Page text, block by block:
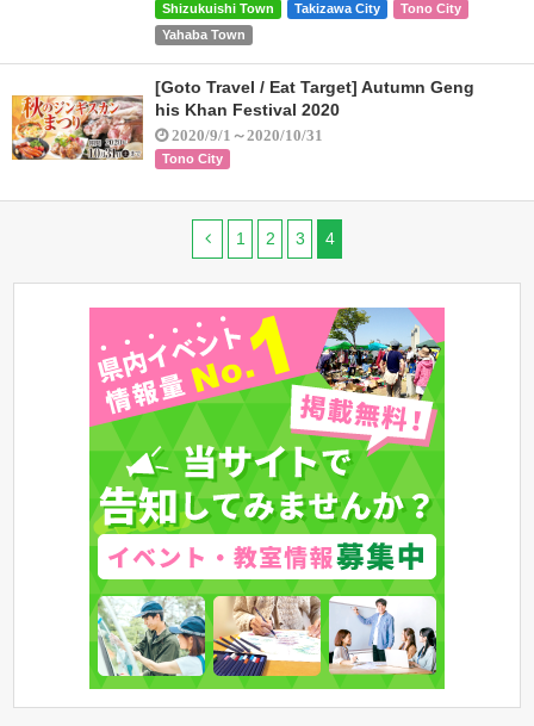
Shizukuishi Town
Takizawa City
Tono City
Yahaba Town
[Goto Travel / Eat Target] Autumn Geng
his Khan Festival 2020
2020/9/1～2020/10/31
Tono City
1 2 3 4